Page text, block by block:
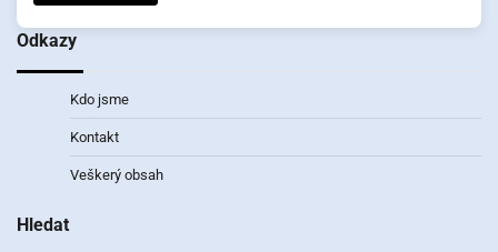
Odkazy
Kdo jsme
Kontakt
Veškerý obsah
Hledat